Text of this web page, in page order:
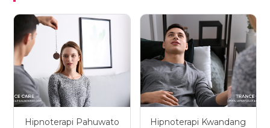
Hipnoterapi Pahuwato Hipnoterapi Kwandang